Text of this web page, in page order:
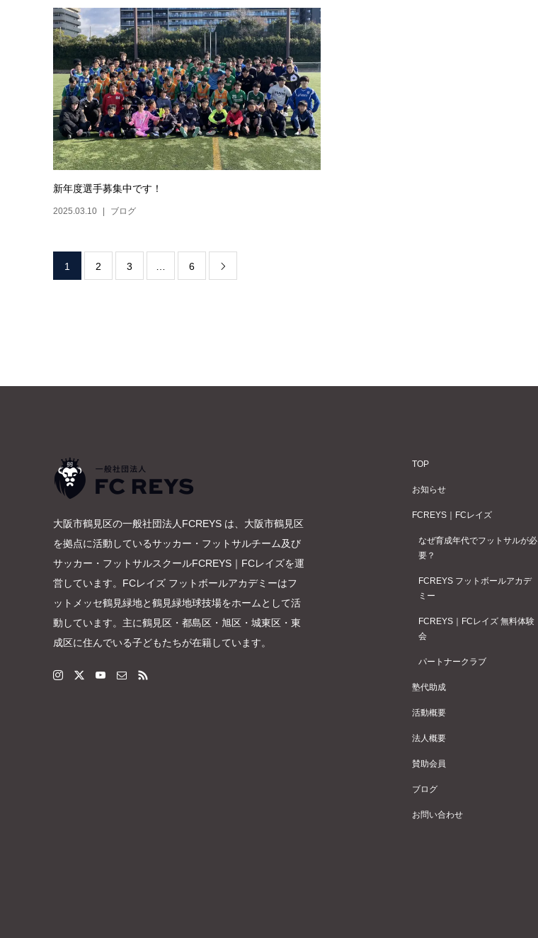
新年度選手募集中です！
2025.03.10 ブログ
1 2 3 6 
大阪市鶴見区の一般社団法人FCREYS は、大阪市鶴見区
を拠点に活動しているサッカー・フットサルチーム及び
サッカー・フットサルスクールFCREYS｜FCレイズを運
営しています。FCレイズ フットボールアカデミーはフ
ットメッセ鶴見緑地と鶴見緑地球技場をホームとして活
動しています。主に鶴見区・都島区・旭区・城東区・東
成区に住んでいる子どもたちが在籍しています。
TOP
お知らせ
FCREYS｜FCレイズ
なぜ育成年代でフットサルが必
要？
FCREYS フットボールアカデ
ミー
FCREYS｜FCレイズ 無料体験
会
パートナークラブ
塾代助成
活動概要
法人概要
賛助会員
ブログ
お問い合わせ